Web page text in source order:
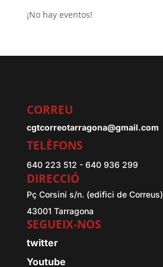
¡No hay eventos!
CORREU
cgtcorreotarragona@gmail.com
TELÈFONS
640 223 512 - 640 936 299
DIRECCIÓ
Pç Corsini s/n. (edifici de Correus)
43001 Tarragona
SEGUEIX-NOS
twitter
Youtube